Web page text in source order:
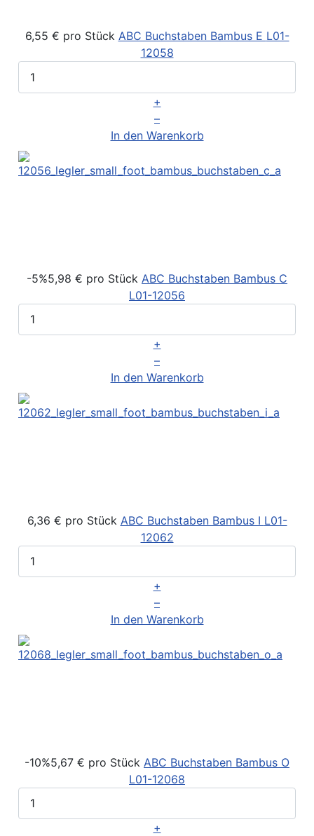
6,55 € pro Stück ABC Buchstaben Bambus E L01-
12058
+
–
In den Warenkorb
-5%5,98 € pro Stück ABC Buchstaben Bambus C
L01-12056
+
–
In den Warenkorb
6,36 € pro Stück ABC Buchstaben Bambus I L01-
12062
+
–
In den Warenkorb
-10%5,67 € pro Stück ABC Buchstaben Bambus O
L01-12068
+